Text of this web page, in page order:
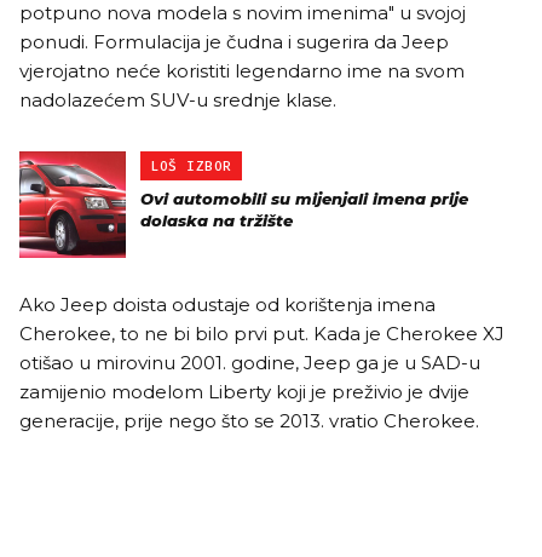
potpuno nova modela s novim imenima" u svojoj
ponudi. Formulacija je čudna i sugerira da Jeep
vjerojatno neće koristiti legendarno ime na svom
nadolazećem SUV-u srednje klase.
LOŠ IZBOR
Ovi automobili su mijenjali imena prije
dolaska na tržište
Ako Jeep doista odustaje od korištenja imena
Cherokee, to ne bi bilo prvi put. Kada je Cherokee XJ
otišao u mirovinu 2001. godine, Jeep ga je u SAD-u
zamijenio modelom Liberty koji je preživio je dvije
generacije, prije nego što se 2013. vratio Cherokee.